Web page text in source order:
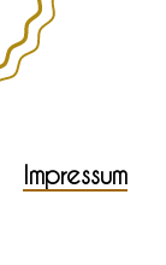
Impressum